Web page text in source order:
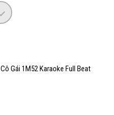
Cô Gái 1M52 Karaoke Full Beat